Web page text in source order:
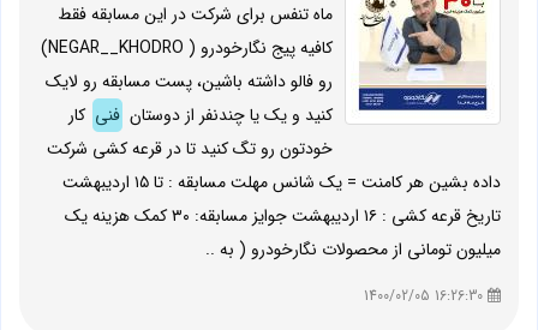
ماه تنفس برای شرکت در اين مسابقه فقط
کافیه پیج نگارخودرو ( NEGAR__KHODRO)
رو فالو داشته باشین، پست مسابقه رو لایک
کنید و یک یا چندنفر از دوستان فنی کار
خودتون رو تگ کنید تا در قرعه كشي شرکت
داده بشین هر کامنت = یک شانس مهلت مسابقه : تا ١٥ اردیبهشت
تاريخ قرعه کشی : ١٦ اردیبهشت جوايز مسابقه: ٣٠ كمك هزينه يك
ميليون توماني از محصولات نگارخودرو ( به ..